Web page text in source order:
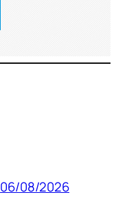
06/08/2026